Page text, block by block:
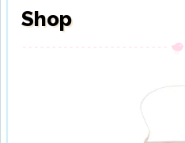
Shop